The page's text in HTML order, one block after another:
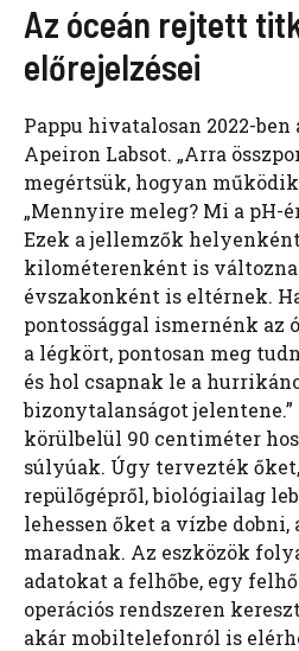
Az óceán rejtett
előrejelzései
Pappu hivatalosan 2022-
Apeiron Labsot. „Arra
megértsük, hogyan működik
„Mennyire meleg? Mi a pH-
Ezek a jellemzők
kilométerenként is
évszakonként is eltérnek.
pontossággal ismernénk az
a légkört, pontosan meg
és hol csapnak le a
bizonytalanságot
körülbelül 90 centiméter
súlyúak. Úgy tervezték
repülőgépről, biológiailag
lehessen őket a vízbe
maradnak. Az eszközök
adatokat a felhőbe, egy
operációs rendszeren
akár mobiltelefonról is